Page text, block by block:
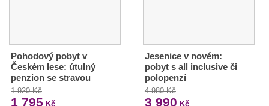
Pohodový pobyt v
Českém lese: útulný
penzion se stravou
1 920 Kč
1 795 Kč
Jesenice v novém:
pobyt s all inclusive či
polopenzí
4 980 Kč
3 990 Kč